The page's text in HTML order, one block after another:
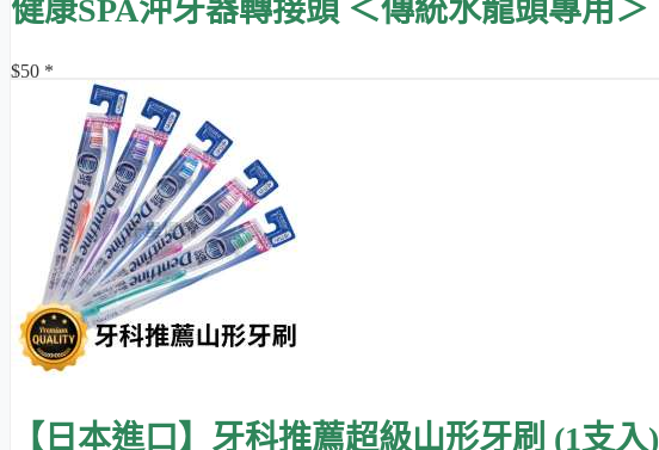
健康SPA沖牙器轉接頭 ＜傳統水龍頭專用＞
$50 *
【日本進口】牙科推薦超級山形牙刷 (1支入)